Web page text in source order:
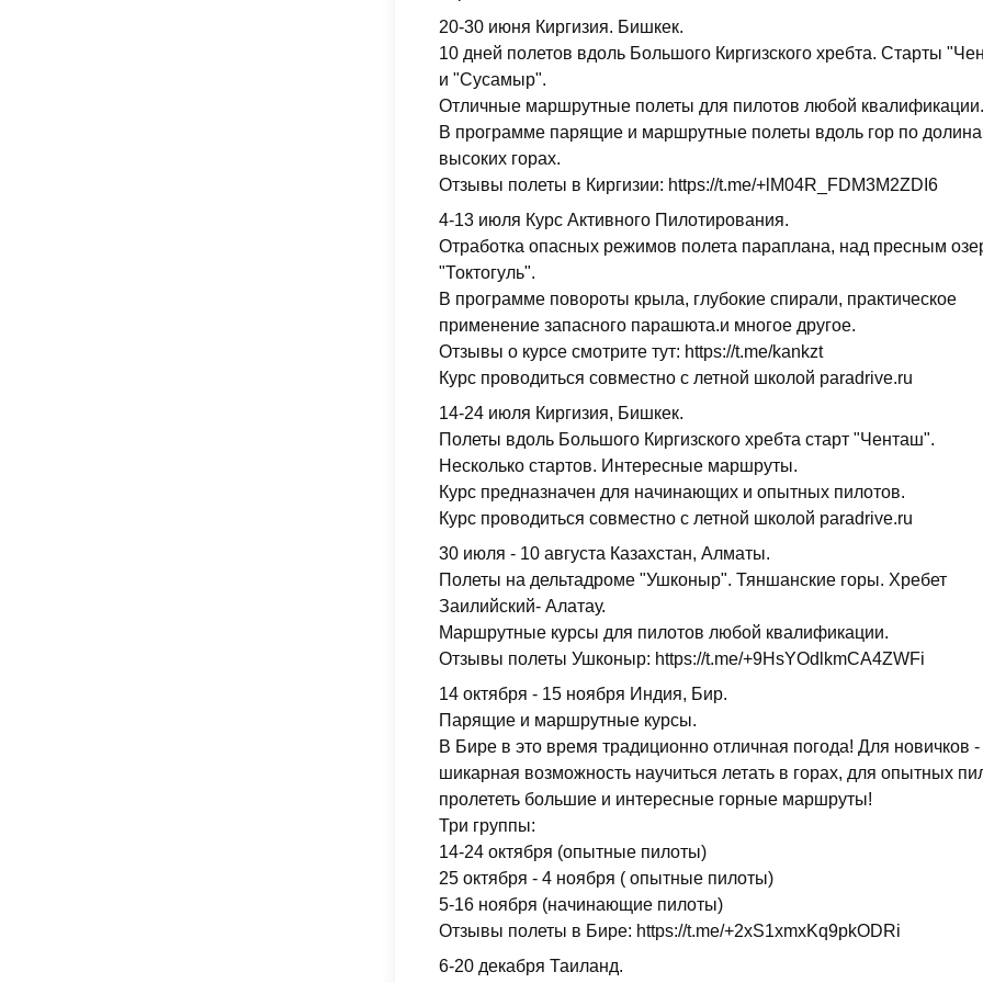
20-30 июня Киргизия. Бишкек.
10 дней полетов вдоль Большого Киргизского хребта. Старты
и "Сусамыр".
Отличные маршрутные полеты для пилотов любой квалификации.
В программе парящие и маршрутные полеты вдоль гор по
высоких горах.
Отзывы полеты в Киргизии: https://t.me/+lM04R_FDM3M2ZDI6
4-13 июля Курс Активного Пилотирования.
Отработка опасных режимов полета параплана, над пресным
"Токтогуль".
В программе повороты крыла, глубокие спирали, практическое
применение запасного парашюта.и многое другое.
Отзывы о курсе смотрите тут: https://t.me/kankzt
Курс проводиться совместно с летной школой paradrive.ru
14-24 июля Киргизия, Бишкек.
Полеты вдоль Большого Киргизского хребта старт "Ченташ".
Несколько стартов. Интересные маршруты.
Курс предназначен для начинающих и опытных пилотов.
Курс проводиться совместно с летной школой paradrive.ru
30 июля - 10 августа Казахстан, Алматы.
Полеты на дельтадроме "Ушконыр". Тяншанские горы. Хребет
Заилийский- Алатау.
Маршрутные курсы для пилотов любой квалификации.
Отзывы полеты Ушконыр: https://t.me/+9HsYOdlkmCA4ZWFi
14 октября - 15 ноября Индия, Бир.
Парящие и маршрутные курсы.
В Бире в это время традиционно отличная погода! Для новичков -
шикарная возможность научиться летать в горах, для опытных
пролететь большие и интересные горные маршруты!
Три группы:
14-24 октября (опытные пилоты)
25 октября - 4 ноября ( опытные пилоты)
5-16 ноября (начинающие пилоты)
Отзывы полеты в Бире: https://t.me/+2xS1xmxKq9pkODRi
6-20 декабря Таиланд.